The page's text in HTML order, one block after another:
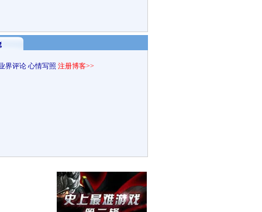
界评论 心情写照 注册博客>>